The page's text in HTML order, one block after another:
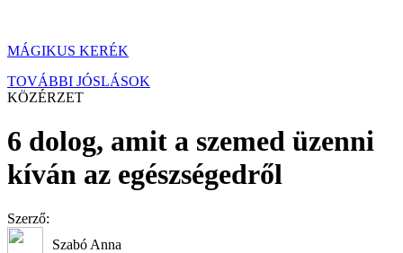
MÁGIKUS KERÉK
TOVÁBBI JÓSLÁSOK
KÖZÉRZET
6 dolog, amit a szemed üzenni
kíván az egészségedről
Szerző:
Szabó Anna